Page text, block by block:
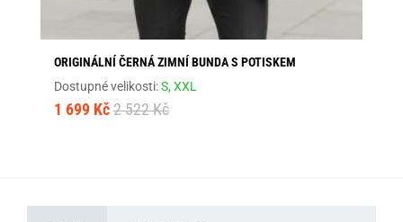
ORIGINÁLNÍ ČERNÁ ZIMNÍ BUNDA S POTISKEM
Dostupné velikosti:S,XXL
1 699 Kč 2 522 Kč